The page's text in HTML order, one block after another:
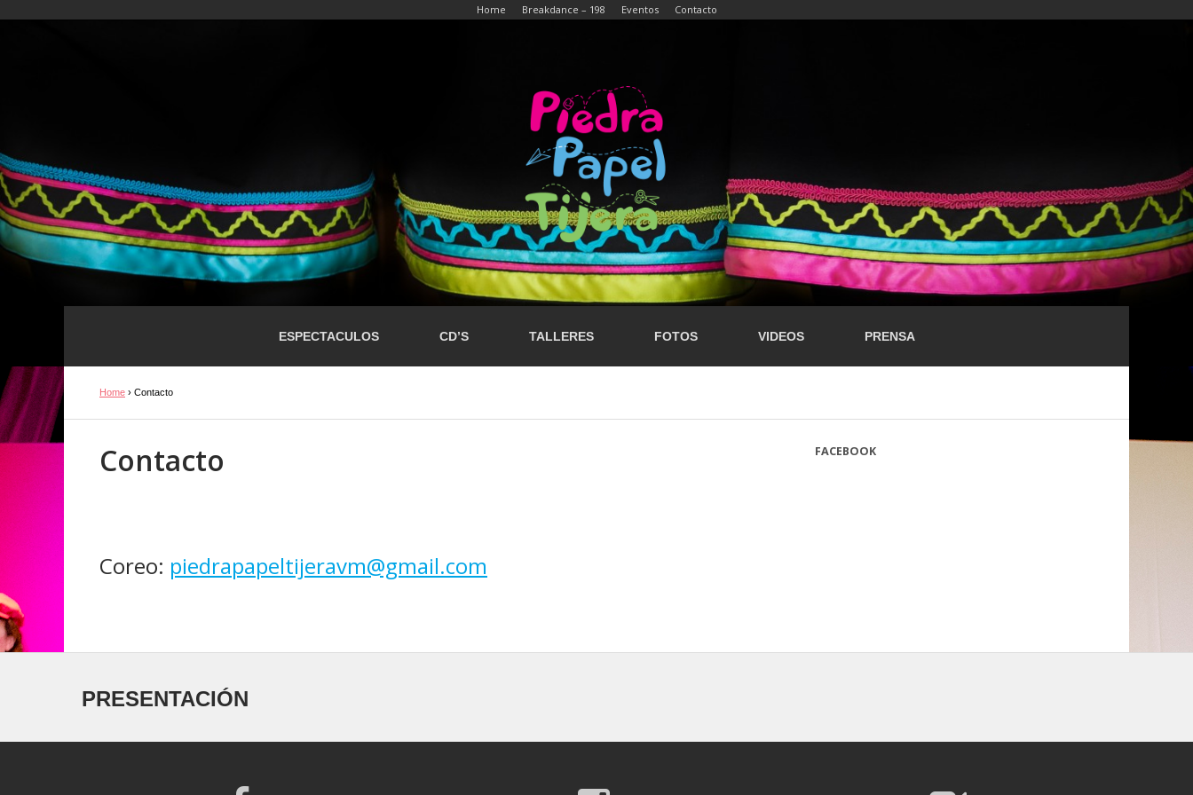
Home Breakdance – 198 Eventos Contacto
ESPECTACULOS CD’S TALLERES FOTOS VIDEOS PRENSA
Home › Contacto
Contacto
Coreo: piedrapapeltijeravm@gmail.com
FACEBOOK
PRESENTACIÓN